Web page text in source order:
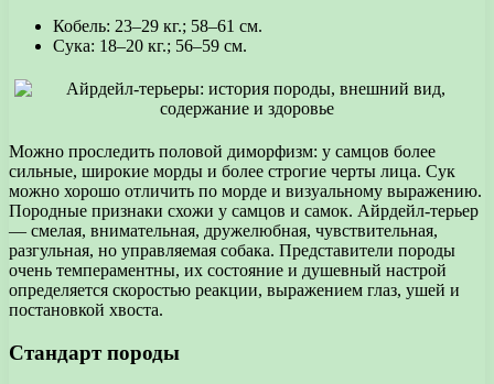
Кобель: 23–29 кг.; 58–61 см.
Сука: 18–20 кг.; 56–59 см.
Можно проследить половой диморфизм: у самцов более
сильные, широкие морды и более строгие черты лица. Сук
можно хорошо отличить по морде и визуальному выражению.
Породные признаки схожи у самцов и самок. Айрдейл-терьер
— смелая, внимательная, дружелюбная, чувствительная,
разгульная, но управляемая собака. Представители породы
очень темпераментны, их состояние и душевный настрой
определяется скоростью реакции, выражением глаз, ушей и
постановкой хвоста.
Стандарт породы